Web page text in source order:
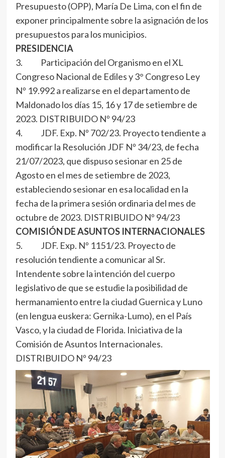
Presupuesto (OPP), María De Lima, con el fin de
exponer principalmente sobre la asignación de los
presupuestos para los municipios.
PRESIDENCIA
3. Participación del Organismo en el XL
Congreso Nacional de Ediles y 3° Congreso Ley
Nº 19.992 a realizarse en el departamento de
Maldonado los días 15, 16 y 17 de setiembre de
2023. DISTRIBUIDO Nº 94/23
4. JDF. Exp. Nº 702/23. Proyecto tendiente a
modificar la Resolución JDF Nº 34/23, de fecha
21/07/2023, que dispuso sesionar en 25 de
Agosto en el mes de setiembre de 2023,
estableciendo sesionar en esa localidad en la
fecha de la primera sesión ordinaria del mes de
octubre de 2023. DISTRIBUIDO Nº 94/23
COMISIÓN DE ASUNTOS INTERNACIONALES
5. JDF. Exp. Nº 1151/23. Proyecto de
resolución tendiente a comunicar al Sr.
Intendente sobre la intención del cuerpo
legislativo de que se estudie la posibilidad de
hermanamiento entre la ciudad Guernica y Luno
(en lengua euskera: Gernika-Lumo), en el País
Vasco, y la ciudad de Florida. Iniciativa de la
Comisión de Asuntos Internacionales.
DISTRIBUIDO Nº 94/23